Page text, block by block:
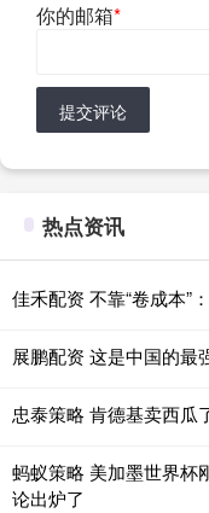
你的邮箱*
提交评论
热点资讯
佳禾配资 不靠“卷成本”
展鹏配资 这是中国的最
忠泰策略 肯德基卖西瓜
蚂蚁策略 美加墨世界杯
论出炉了